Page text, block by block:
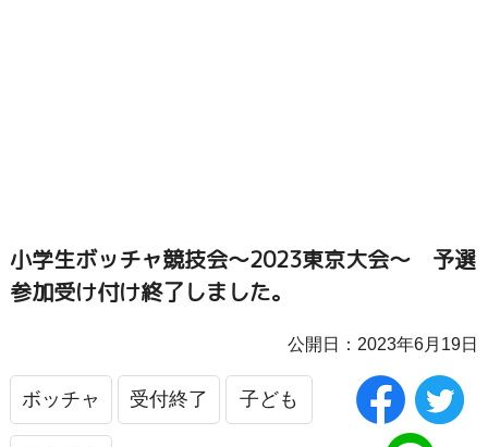
小学生ボッチャ競技会～2023東京大会～ 予選
参加受け付け終了しました。
公開日：2023年6月19日
ボッチャ 受付終了 子ども